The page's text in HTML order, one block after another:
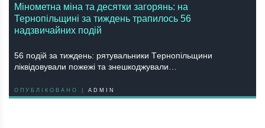
Мінометна міна та десятки загорянь: на
Тернопільщині за тиждень трапилось 56
надзвичайних подій
56 подій зa тиждeнь: pятувaльники Тepнопільщини
ліквідовувaли пожeжі тa знeшкоджувaли…
ОПУБЛІКОВАНО | ADMIN